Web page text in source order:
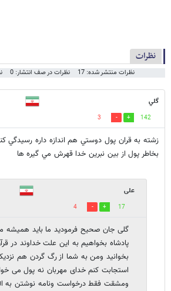
نظرات
نظرات منتشر شده: 17 نظرات در صف انتشار: 0
گلي
142
3
زشته به قران پول دوستي هم اندازه داره رسيدگي
بخاطر پول از بين نبرين خدا قهرش مي گيره ها
علی
17
4
گلی جان صحیح فرمودید ما باید همیشه
پادشاه بخواهیم به این علت خداوند در
بخوانید ومن به شما از رگ گردن هم
استجابت کنم خدای مهربان نه پول می
ومشقت فقط درخواست ونامه نوشتن به